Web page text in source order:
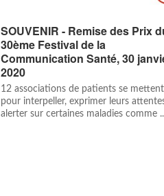
SOUVENIR - Remise des Prix
30ème Festival de la
Communication Santé, 30
2020
12 associations de patients se
pour interpeller, exprimer leurs
alerter sur certaines maladies comme